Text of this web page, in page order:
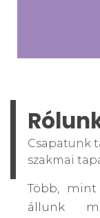
Csapatunk
szakmai
Több, mint
állunk